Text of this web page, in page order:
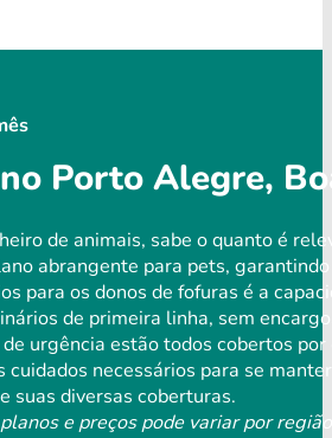
Porto Alegre,
de animais, sabe o quanto é
abrangente para pets,
para os donos de fofuras é a
de primeira linha, sem
urgência estão todos cobertos
cuidados necessários para se
suas diversas coberturas.
e preços pode variar por